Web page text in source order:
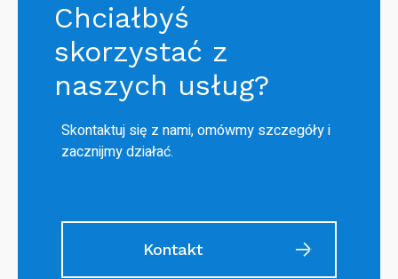
Chciałbyś
skorzystać z
naszych usług?
Skontaktuj się z nami, omówmy szczegóły i
zacznijmy działać.
Kontakt